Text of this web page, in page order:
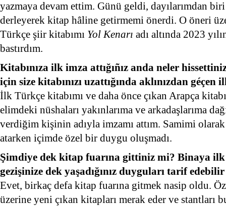
yazmaya devam ettim. Günü geldi, dayılarımdan
derleyerek kitap hâline getirmemi önerdi. O öneri
Türkçe şiir kitabımı Yol Kenarı adı altında 2023
bastırdım.
Kitabınıza ilk imza attığıñız anda neler
için size kitabınızı uzattığında aklınızdan
İlk Türkçe kitabımı ve daha önce çıkan Arapça
elimdeki nüshaları yakınlarıma ve arkadaşlarıma
verdiğim kişinin adıyla imzamı attım. Samimi
atarken içimde özel bir duygu oluşmadı.
Şimdiye dek kitap fuarına gittiniz mi? Binaya
gezişinize dek yaşadığınız duyguları tarif
Evet, birkaç defa kitap fuarına gitmek nasip oldu.
üzerine yeni çıkan kitapları merak eder ve stantları